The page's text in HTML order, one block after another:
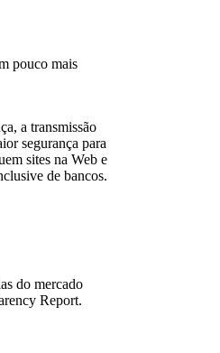
pouco mais
a transmissão
segurança para
sites na Web e
de bancos.
do mercado
Report.